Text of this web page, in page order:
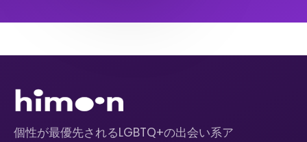
個性が最優先されるLGBTQ+の出会い系ア